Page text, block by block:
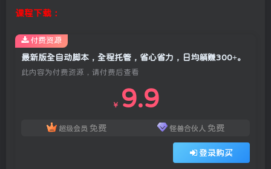
课程下载：
最新版全自动脚本，全程托管，省心省力，日均躺赚300+。
此内容为付费资源，请付费后查看
￥ 9.9
超级会员 免费 怪兽合伙人 免费
登录购买
付费资源